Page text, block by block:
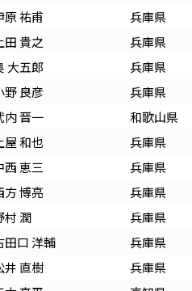
原 祐甫
兵庫県
田 貴之
兵庫県
大五郎
兵庫県
野 良彦
兵庫県
内 晋一
和歌山県
屋 和也
兵庫県
西 恵三
兵庫県
方 博亮
兵庫県
村 潤
兵庫県
田口 洋輔
兵庫県
井 直樹
兵庫県